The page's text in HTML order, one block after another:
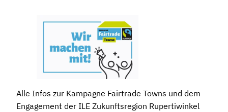
Alle Infos zur Kampagne Fairtrade Towns und dem
Engagement der ILE Zukunftsregion Rupertiwinkel